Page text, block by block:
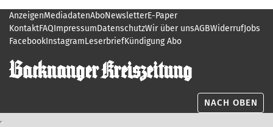
AnzeigenMediadatenAboNewsletterE-Paper
KontaktFAQImpressumDatenschutzWir über unsAGBWiderrufJobs
FacebookInstagramLeserbriefKündigung Abo
NACH OBEN